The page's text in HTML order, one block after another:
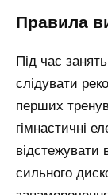
правила
Під час
слідувати
перших
гімнастичні
відстежувати
сильного